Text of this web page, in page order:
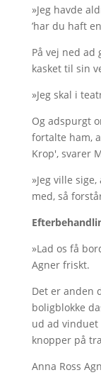
»Jeg havde
’har du haft
På vej ned ad
kasket til sin
»Jeg skal i
Og adspurgt
fortalte ham,
Krop', svarer
»Jeg ville
med, så
»Lad os få
Agner friskt.
Det er anden
boligblokke
ud ad vinduet
knopper på
Anna Ross